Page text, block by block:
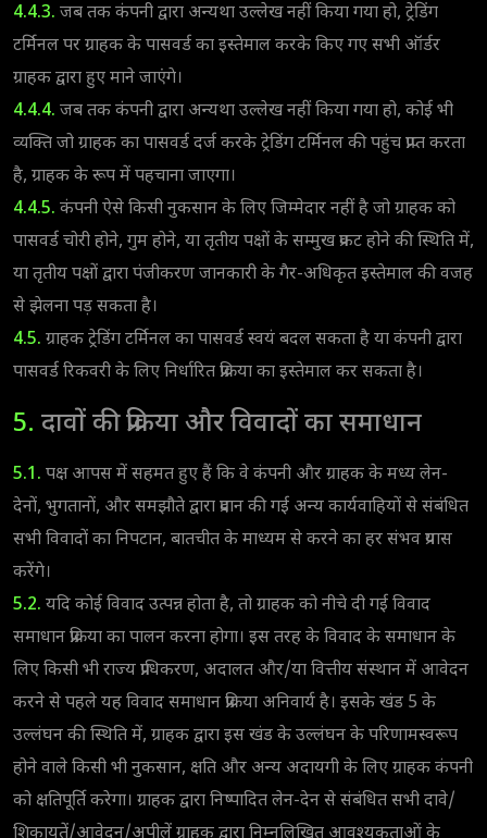
4.4.3. जब तक कंपनी द्वारा अन्यथा उल्लेख नहीं किया गया हो, ट्रेडिंग
टर्मिनल पर ग्राहक के पासवर्ड का इस्तेमाल करके किए गए सभी ऑर्डर
ग्राहक द्वारा हुए माने जाएंगे।
4.4.4. जब तक कंपनी द्वारा अन्यथा उल्लेख नहीं किया गया हो, कोई भी
व्यक्ति जो ग्राहक का पासवर्ड दर्ज करके ट्रेडिंग टर्मिनल की पहुंच प्राप्त करता
है, ग्राहक के रूप में पहचाना जाएगा।
4.4.5. कंपनी ऐसे किसी नुकसान के लिए जिम्मेदार नहीं है जो ग्राहक को
पासवर्ड चोरी होने, गुम होने, या तृतीय पक्षों के सम्मुख प्रकट होने की स्थिति में,
या तृतीय पक्षों द्वारा पंजीकरण जानकारी के गैर-अधिकृत इस्तेमाल की वजह
से झेलना पड़ सकता है।
4.5. ग्राहक ट्रेडिंग टर्मिनल का पासवर्ड स्वयं बदल सकता है या कंपनी द्वारा
पासवर्ड रिकवरी के लिए निर्धारित प्रक्रिया का इस्तेमाल कर सकता है।
5. दावों की प्रक्रिया और विवादों का समाधान
5.1. पक्ष आपस में सहमत हुए हैं कि वे कंपनी और ग्राहक के मध्य लेन-
देनों, भुगतानों, और समझौते द्वारा प्रदान की गई अन्य कार्यवाहियों से संबंधित
सभी विवादों का निपटान, बातचीत के माध्यम से करने का हर संभव प्रयास
करेंगे।
5.2. यदि कोई विवाद उत्पन्न होता है, तो ग्राहक को नीचे दी गई विवाद
समाधान प्रक्रिया का पालन करना होगा। इस तरह के विवाद के समाधान के
लिए किसी भी राज्य प्राधिकरण, अदालत और/या वित्तीय संस्थान में आवेदन
करने से पहले यह विवाद समाधान प्रक्रिया अनिवार्य है। इसके खंड 5 के
उल्लंघन की स्थिति में, ग्राहक द्वारा इस खंड के उल्लंघन के परिणामस्वरूप
होने वाले किसी भी नुकसान, क्षति और अन्य अदायगी के लिए ग्राहक कंपनी
को क्षतिपूर्ति करेगा। ग्राहक द्वारा निष्पादित लेन-देन से संबंधित सभी दावे/